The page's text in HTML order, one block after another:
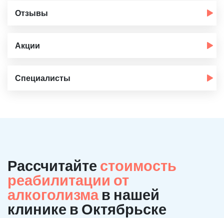
Отзывы
Акции
Специалисты
Рассчитайте стоимость
реабилитации от
алкоголизма в нашей
клинике в Октябрьске